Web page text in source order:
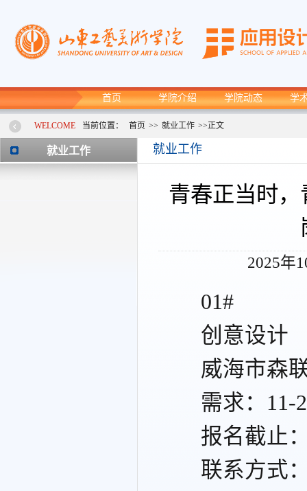
首页 学院介绍 学院动态 学
WELCOME 当前位置： 首页 >> 就业工作 >>正文
就业工作 就业工作
青春正当时
2025年
01#
创意设计
威海市森
需求：11-
报名截止
联系方式